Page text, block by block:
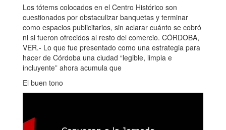
Los tótems colocados en el Centro Histórico son
cuestionados por obstaculizar banquetas y terminar
como espacios publicitarios, sin aclarar cuánto se cobró
ni si fueron ofrecidos al resto del comercio. CÓRDOBA,
VER.- Lo que fue presentado como una estrategia para
hacer de Córdoba una ciudad “legible, limpia e
incluyente” ahora acumula que
El buen tono